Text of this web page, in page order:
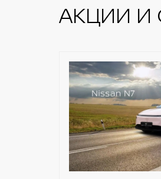
АКЦИИ И